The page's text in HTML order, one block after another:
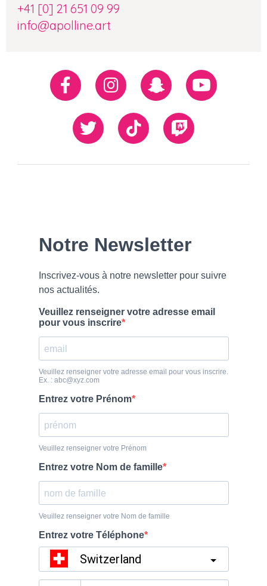
+41 [0] 21 651 09 99
info@apolline.art
Réseaux
sociaux
FacebookInstagramSnapchatYoutube
Twiiter TikTok Twitch